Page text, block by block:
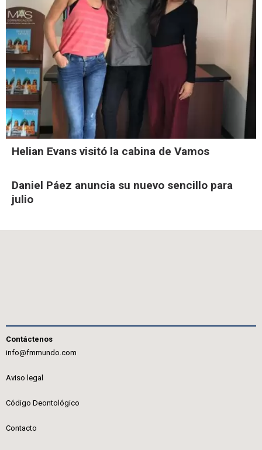
Helian Evans visitó la cabina de Vamos
Daniel Páez anuncia su nuevo sencillo para
julio
Contáctenos
info@fmmundo.com
Aviso legal
Código Deontológico
Contacto